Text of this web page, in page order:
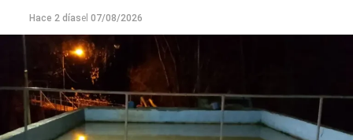
Hace 2 díasel 07/08/2026